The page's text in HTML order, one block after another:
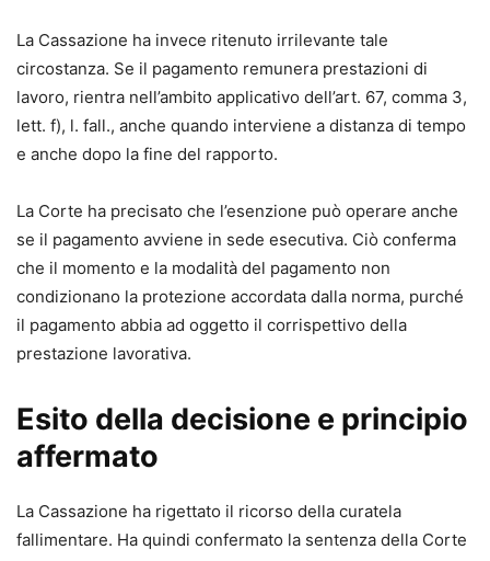
La Cassazione ha invece ritenuto irrilevante tale
circostanza. Se il pagamento remunera prestazioni di
lavoro, rientra nell’ambito applicativo dell’art. 67, comma 3,
lett. f), l. fall., anche quando interviene a distanza di tempo
e anche dopo la fine del rapporto.
La Corte ha precisato che l’esenzione può operare anche
se il pagamento avviene in sede esecutiva. Ciò conferma
che il momento e la modalità del pagamento non
condizionano la protezione accordata dalla norma, purché
il pagamento abbia ad oggetto il corrispettivo della
prestazione lavorativa.
Esito della decisione e principio
affermato
La Cassazione ha rigettato il ricorso della curatela
fallimentare. Ha quindi confermato la sentenza della Corte